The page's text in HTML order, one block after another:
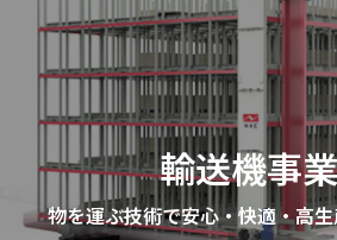
輸送機事
物を運ぶ技術で安心・快適・高生